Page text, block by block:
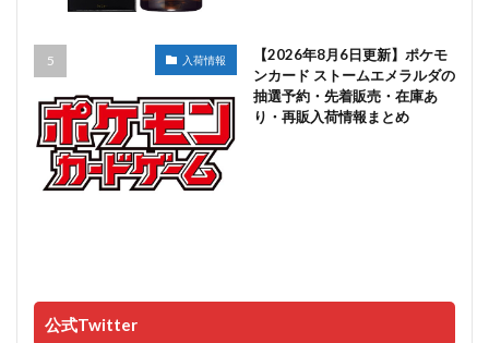
入荷情報
【2026年8月6日更新】ポケモ
ンカード ストームエメラルダの
抽選予約・先着販売・在庫あ
り・再販入荷情報まとめ
公式Twitter